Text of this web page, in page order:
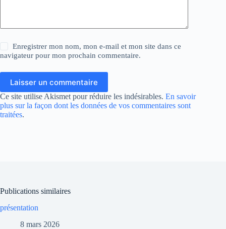
Enregistrer mon nom, mon e-mail et mon site dans ce
navigateur pour mon prochain commentaire.
Laisser un commentaire
Ce site utilise Akismet pour réduire les indésirables. En savoir
plus sur la façon dont les données de vos commentaires sont
traitées.
Publications similaires
présentation
8 mars 2026